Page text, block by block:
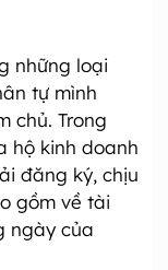
những loại
tự mình
chủ. Trong
hộ kinh doanh
đăng ký, chịu
gồm về tài
ngày của